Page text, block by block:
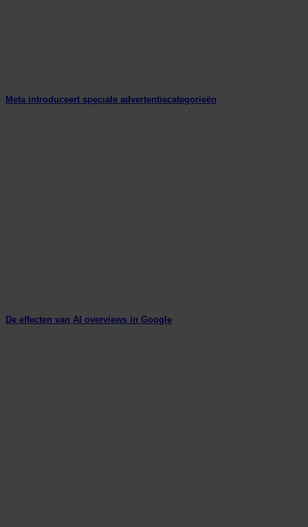
Meta introduceert speciale advertentiecategorieën
De effecten van AI overviews in Google